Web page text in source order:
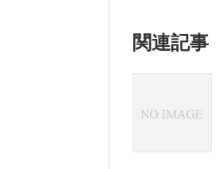
関連記事